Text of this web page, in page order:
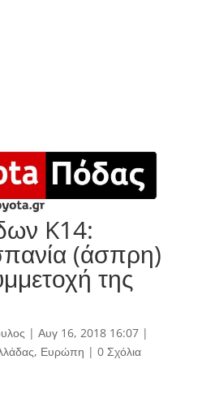
K14:
(άσπρη)
της
| Αυγ 16, 2018 16:07|
, Ευρώπη | 0 Σχόλια